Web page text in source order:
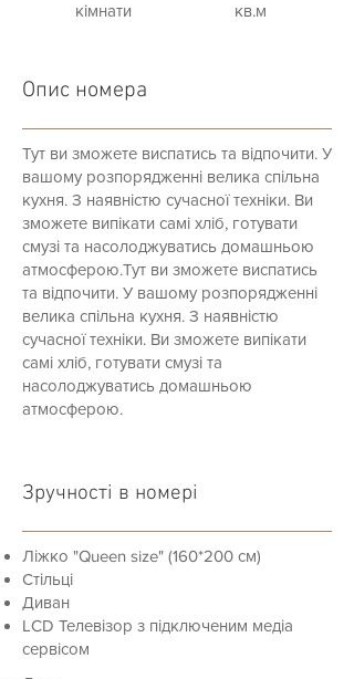
кімнати
кв.м
Опис номера
Тут ви зможете виспатись та відпочити. У
вашому розпорядженні велика спільна
кухня. З наявністю сучасної техніки. Ви
зможете випікати самі хліб, готувати
смузі та насолоджуватись домашньою
атмосферою.Тут ви зможете виспатись
та відпочити. У вашому розпорядженні
велика спільна кухня. З наявністю
сучасної техніки. Ви зможете випікати
самі хліб, готувати смузі та
насолоджуватись домашньою
атмосферою.
Зручності в номері
Ліжко "Queen size" (160*200 см)
Стільці
Диван
LCD Телевізор з підключеним медіа
сервісом